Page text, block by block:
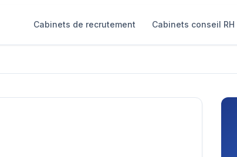
Cabinets de recrutement Cabinets conseil RH